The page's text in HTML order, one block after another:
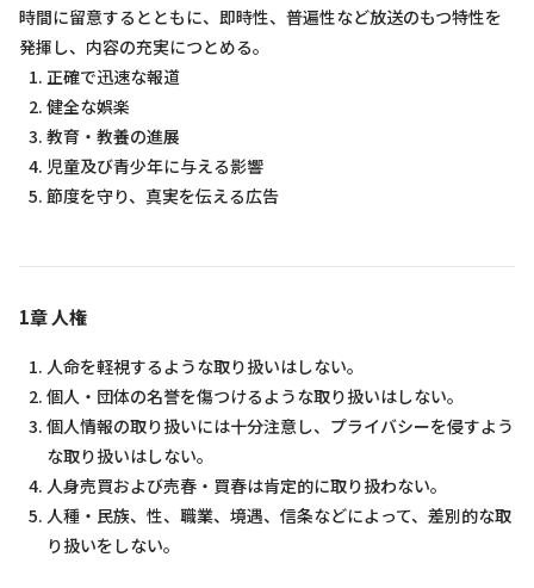
時間に留意するとともに、即時性、普遍性など放送のもつ特性を
発揮し、内容の充実につとめる。
正確で迅速な報道
健全な娯楽
教育・教養の進展
児童及び青少年に与える影響
節度を守り、真実を伝える広告
1章 人権
人命を軽視するような取り扱いはしない。
個人・団体の名誉を傷つけるような取り扱いはしない。
個人情報の取り扱いには十分注意し、プライバシーを侵すよう
な取り扱いはしない。
人身売買および売春・買春は肯定的に取り扱わない。
人種・民族、性、職業、境遇、信条などによって、差別的な取
り扱いをしない。